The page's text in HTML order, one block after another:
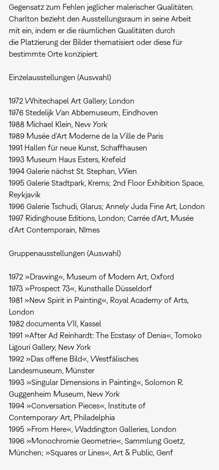
Gegensatz zum Fehlen jeglicher malerischer Qualitäten.
Charlton bezieht den Ausstellungsraum in seine Arbeit
mit ein, indem er die räumlichen Qualitäten durch
die Platzierung der Bilder thematisiert oder diese für
bestimmte Orte konzipiert.
Einzelausstellungen (Auswahl)
1972 Whitechapel Art Gallery, London
1976 Stedelijk Van Abbemuseum, Eindhoven
1988 Michael Klein, New York
1989 Musée d'Art Moderne de la Ville de Paris
1991 Hallen für neue Kunst, Schaffhausen
1993 Museum Haus Esters, Krefeld
1994 Galerie nächst St. Stephan, Wien
1995 Galerie Stadtpark, Krems; 2nd Floor Exhibition Space,
Reykjavik
1996 Galerie Tschudi, Glarus; Annely Juda Fine Art, London
1997 Ridinghouse Editions, London; Carrée d'Art, Musée
d'Art Contemporain, Nîmes
Gruppenausstellungen (Auswahl)
1972 »Drawing«, Museum of Modern Art, Oxford
1973 »Prospect 73«, Kunsthalle Düsseldorf
1981 »New Spirit in Painting«, Royal Academy of Arts,
London
1982 documenta VII, Kassel
1991 »After Ad Reinhardt: The Ecstasy of Denia«, Tomoko
Ligouri Gallery, New York
1992 »Das offene Bild«, Westfälisches
Landesmuseum, Münster
1993 »Singular Dimensions in Painting«, Solomon R.
Guggenheim Museum, New York
1994 »Conversation Pieces«, Institute of
Contemporary Art, Philadelphia
1995 »From Here«, Waddington Galleries, London
1996 »Monochromie Geometrie«, Sammlung Goetz,
München; »Squares or Lines«, Art & Public, Genf